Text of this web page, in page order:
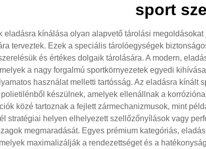
sport
eladásra kínálása olyan alapvető tárolási
terveztek. Ezek a speciális tárolóegységek
és értékes dolgaik tárolására. A modern,
a nagy forgalmú sportkörnyezetek egyedi
használat melletti tartósság. Az eladásra
készülnek, amelyek ellenállnak a
közé tartoznak a fejlett zármechanizmusok, mint
stratégiai helyen elhelyezett szellőzőnyílások vagy
megmaradását. Egyes prémium kategóriás,
maximalizálják a rendezettséget és a